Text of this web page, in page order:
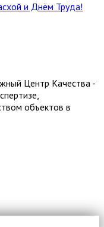
и Днём Труда!
Центр Качества -
объектов в